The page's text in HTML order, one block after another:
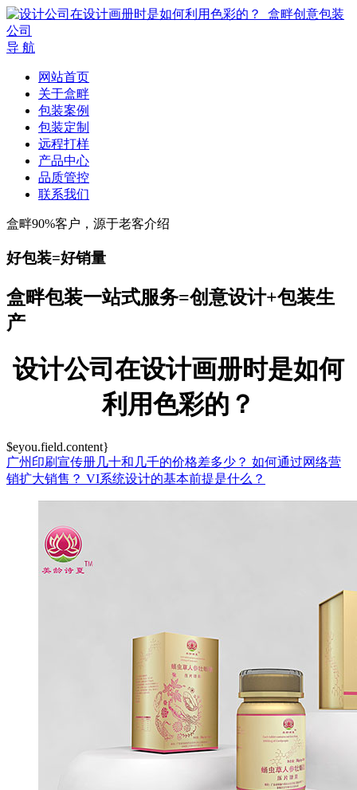
导 航
网站首页
关于盒畔
包装案例
包装定制
远程打样
产品中心
品质管控
联系我们
盒畔90%客户，源于老客介绍
好包装=好销量
盒畔包装一站式服务=创意设计+包装生
产
设计公司在设计画册时是如何
利用色彩的？
$eyou.field.content}
广州印刷宣传册几十和几千的价格差多少？ 如何通过网络营
销扩大销售？ VI系统设计的基本前提是什么？